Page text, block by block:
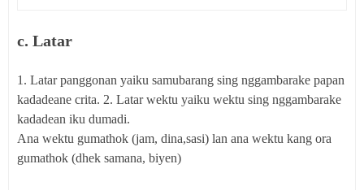
c. Latar
1. Latar panggonan yaiku samubarang sing nggambarake papan
kadadeane crita. 2. Latar wektu yaiku wektu sing nggambarake
kadadean iku dumadi.
Ana wektu gumathok (jam, dina,sasi) lan ana wektu kang ora
gumathok (dhek samana, biyen)